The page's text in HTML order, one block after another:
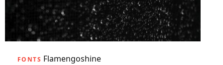
FONTS Flamengoshine